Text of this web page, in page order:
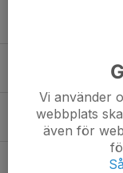
Erling Frank
Fabian
Frank
Vi använder
webbplats
även för